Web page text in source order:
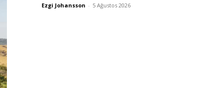
Ezgi Johansson - 5 Ağustos 2026